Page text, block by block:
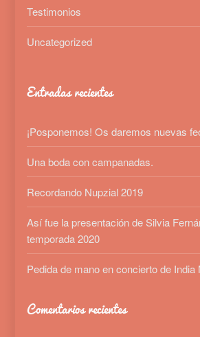
Testimonios
Uncategorized
Entradas recientes
¡Posponemos! Os daremos nuevas
Una boda con campanadas.
Recordando Nupzial 2019
Así fue la presentación de Silvia
temporada 2020
Pedida de mano en concierto de India
Comentarios recientes